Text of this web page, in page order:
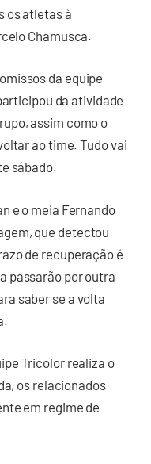
os atletas à
Chamusca.
da equipe
da atividade
assim como o
ao time. Tudo vai
sábado.
e o meia Fernando
que detectou
de recuperação é
passarão por outra
saber se a volta
Tricolor realiza o
os relacionados
em regime de